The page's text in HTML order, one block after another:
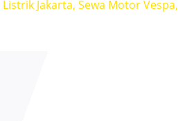
Jakarta, Sewa Motor Vespa,